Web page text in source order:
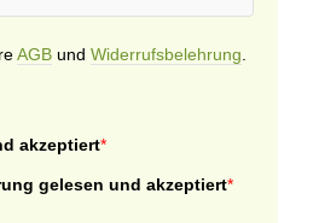
AGBund Widerrufsbelehrung
akzeptiert*
gelesen und akzeptiert*